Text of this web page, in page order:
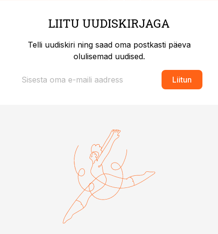
LIITU UUDISKIRJAGA
Telli uudiskiri ning saad oma postkasti päeva
olulisemad uudised.
Liitun